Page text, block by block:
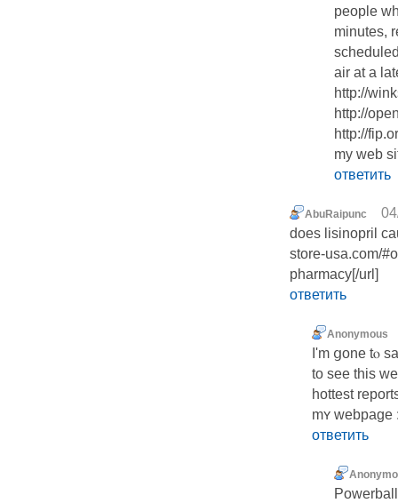
people
minutes,
air at a
http://
http://
http://
my web
ответить
AbuRaipunc
does lisinopril
store-usa.com/
pharmacy[/url]
ответить
Anonymous
Ӏ'm ցone tⲟ
to see tһis
hottest
mʏ webpage
ответить